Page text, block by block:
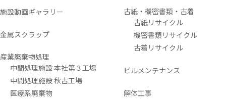
施設動画ギャラリー
金属スクラップ
産業廃棄物処理
中間処理施設 本社第３工場
中間処理施設 秋古工場
医療系廃棄物
古紙・機密書類・古着
古紙リサイクル
機密書類リサイクル
古着リサイクル
ビルメンテナンス
解体工事